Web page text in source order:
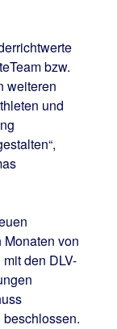
bzw.
weiteren
und
von
den DLV-